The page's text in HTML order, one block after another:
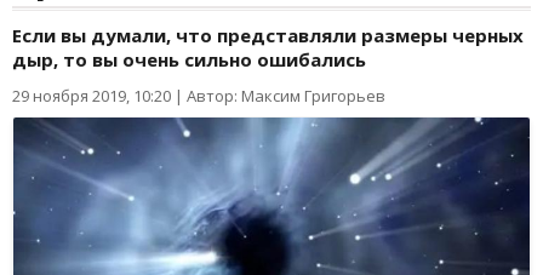
Если вы думали, что представляли размеры черных
дыр, то вы очень сильно ошибались
29 ноября 2019, 10:20 | Автор: Максим Григорьев